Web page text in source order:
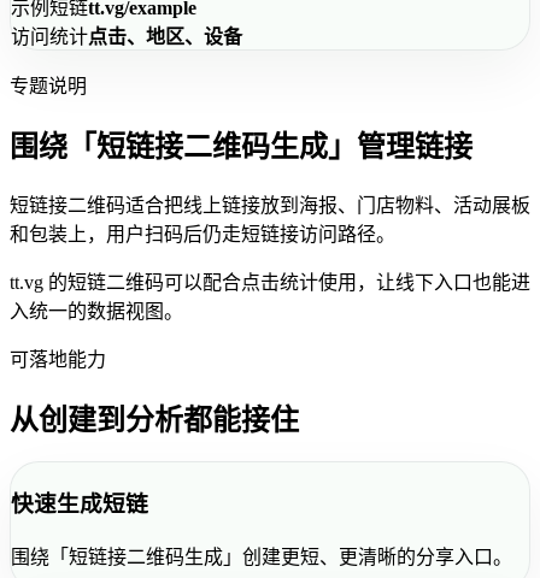
示例短链tt.vg/example
访问统计点击、地区、设备
专题说明
围绕「短链接二维码生成」管理链接
短链接二维码适合把线上链接放到海报、门店物料、活动展板
和包装上，用户扫码后仍走短链接访问路径。
tt.vg 的短链二维码可以配合点击统计使用，让线下入口也能进
入统一的数据视图。
可落地能力
从创建到分析都能接住
快速生成短链
围绕「短链接二维码生成」创建更短、更清晰的分享入口。